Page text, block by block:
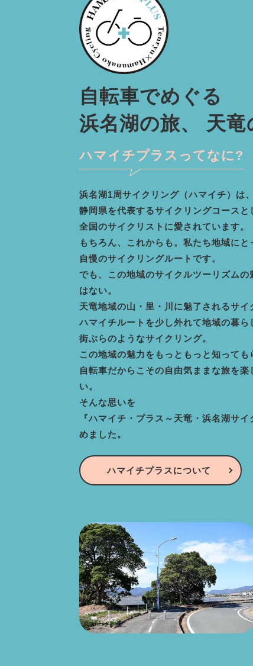
自転車でめぐる
浜名湖の旅、
天竜
ハマイチプラスってなに?
浜名湖1周サイクリング（ハマイチ）は、
静岡県を代表するサイクリングコースと
全国のサイクリストに愛されています。
もちろん、これからも。私たち地域にと
自慢のサイクリングルートです。
でも、この地域のサイクルツーリズムの
はない。
天竜地域の山・里・川に魅了されるサイ
ハマイチルートを少し外れて地域の暮ら
街ぶらのようなサイクリング。
この地域の魅力をもっともっと知っても
自転車だからこその自由気ままな旅を楽
い。
そんな思いを
『ハマイチ・プラス～天竜・浜名湖サ
めました。
ハマイチプラスについて